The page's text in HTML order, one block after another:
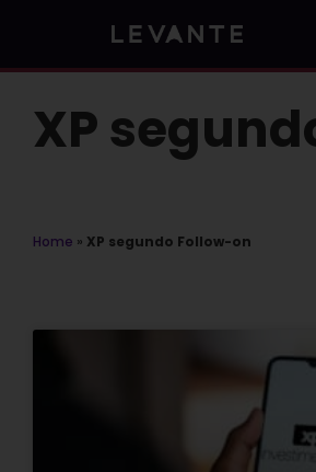
XP
Home » XP segundo Follow-on